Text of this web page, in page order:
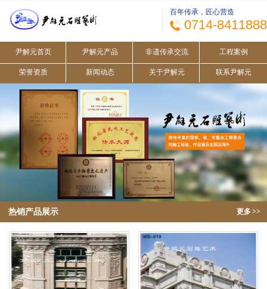
百年传承，匠心营造
0714-8411888
尹解元首页 尹解元产品 非遗传承交流 工程案例
荣誉资质 新闻动态 关于尹解元 联系尹解元
更多>>
热销产品展示